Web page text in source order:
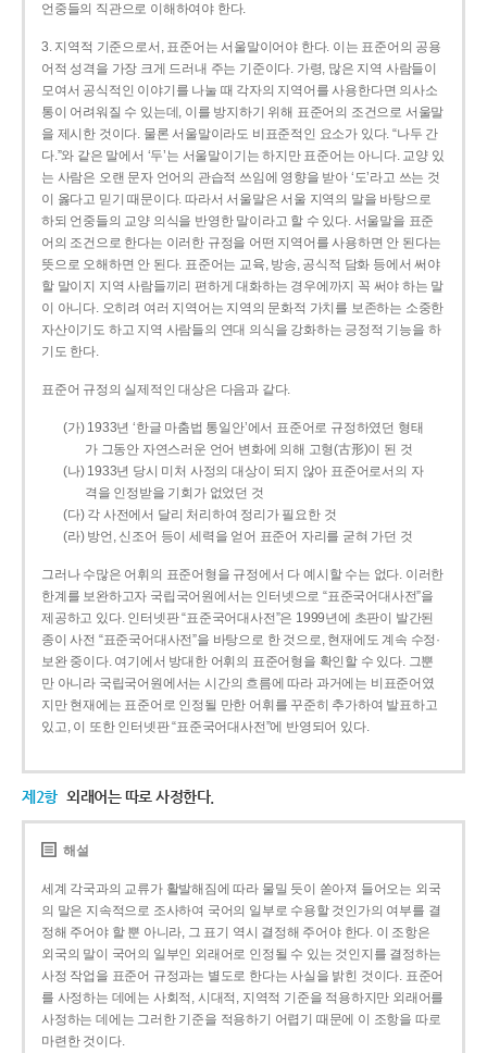
언중들의 직관으로 이해하여야 한다.
3. 지역적 기준으로서, 표준어는 서울말이어야 한다. 이는 표준어의 공용
어적 성격을 가장 크게 드러내 주는 기준이다. 가령, 많은 지역 사람들이
모여서 공식적인 이야기를 나눌 때 각자의 지역어를 사용한다면 의사소
통이 어려워질 수 있는데, 이를 방지하기 위해 표준어의 조건으로 서울말
을 제시한 것이다. 물론 서울말이라도 비표준적인 요소가 있다. “나두 간
다.”와 같은 말에서 ‘두’는 서울말이기는 하지만 표준어는 아니다. 교양 있
는 사람은 오랜 문자 언어의 관습적 쓰임에 영향을 받아 ‘도’라고 쓰는 것
이 옳다고 믿기 때문이다. 따라서 서울말은 서울 지역의 말을 바탕으로
하되 언중들의 교양 의식을 반영한 말이라고 할 수 있다. 서울말을 표준
어의 조건으로 한다는 이러한 규정을 어떤 지역어를 사용하면 안 된다는
뜻으로 오해하면 안 된다. 표준어는 교육, 방송, 공식적 담화 등에서 써야
할 말이지 지역 사람들끼리 편하게 대화하는 경우에까지 꼭 써야 하는 말
이 아니다. 오히려 여러 지역어는 지역의 문화적 가치를 보존하는 소중한
자산이기도 하고 지역 사람들의 연대 의식을 강화하는 긍정적 기능을 하
기도 한다.
표준어 규정의 실제적인 대상은 다음과 같다.
(가) 1933년 ‘한글 마춤법 통일안’에서 표준어로 규정하였던 형태
가 그동안 자연스러운 언어 변화에 의해 고형(古形)이 된 것
(나) 1933년 당시 미처 사정의 대상이 되지 않아 표준어로서의 자
격을 인정받을 기회가 없었던 것
(다) 각 사전에서 달리 처리하여 정리가 필요한 것
(라) 방언, 신조어 등이 세력을 얻어 표준어 자리를 굳혀 가던 것
그러나 수많은 어휘의 표준어형을 규정에서 다 예시할 수는 없다. 이러한
한계를 보완하고자 국립국어원에서는 인터넷으로 “표준국어대사전”을
제공하고 있다. 인터넷판 “표준국어대사전”은 1999년에 초판이 발간된
종이 사전 “표준국어대사전”을 바탕으로 한 것으로, 현재에도 계속 수정·
보완 중이다. 여기에서 방대한 어휘의 표준어형을 확인할 수 있다. 그뿐
만 아니라 국립국어원에서는 시간의 흐름에 따라 과거에는 비표준어였
지만 현재에는 표준어로 인정될 만한 어휘를 꾸준히 추가하여 발표하고
있고, 이 또한 인터넷판 “표준국어대사전”에 반영되어 있다.
제2항 외래어는 따로 사정한다.
해설
세계 각국과의 교류가 활발해짐에 따라 물밀 듯이 쏟아져 들어오는 외국
의 말은 지속적으로 조사하여 국어의 일부로 수용할 것인가의 여부를 결
정해 주어야 할 뿐 아니라, 그 표기 역시 결정해 주어야 한다. 이 조항은
외국의 말이 국어의 일부인 외래어로 인정될 수 있는 것인지를 결정하는
사정 작업을 표준어 규정과는 별도로 한다는 사실을 밝힌 것이다. 표준어
를 사정하는 데에는 사회적, 시대적, 지역적 기준을 적용하지만 외래어를
사정하는 데에는 그러한 기준을 적용하기 어렵기 때문에 이 조항을 따로
마련한 것이다.